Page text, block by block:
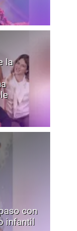
la
con
infantil